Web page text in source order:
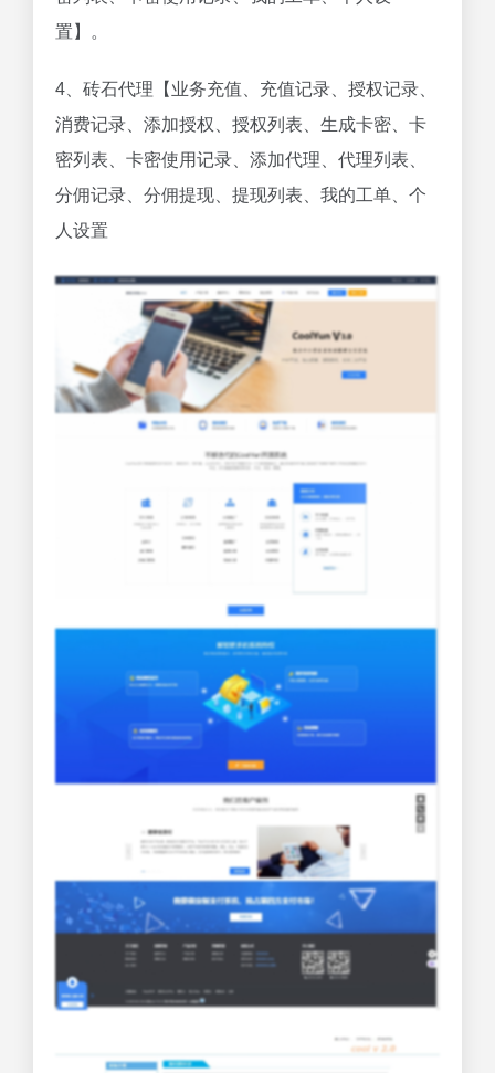
置】。
4、砖石代理【业务充值、充值记录、授权记录、
消费记录、添加授权、授权列表、生成卡密、卡
密列表、卡密使用记录、添加代理、代理列表、
分佣记录、分佣提现、提现列表、我的工单、个
人设置